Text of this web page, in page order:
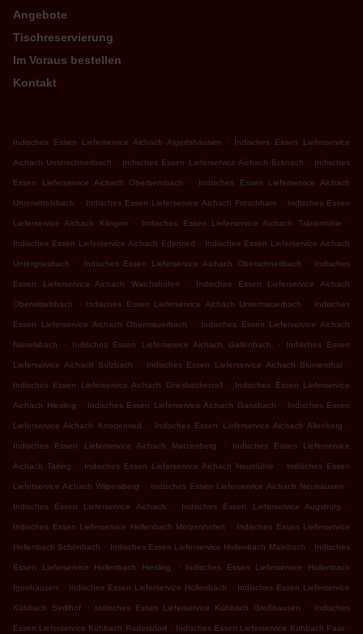
Angebote
Tischreservierung
Im Voraus bestellen
Kontakt
Indisches Essen Lieferservice Aichach Algertshausen . Indisches Essen Lieferservice
Aichach Unterschneitbach . Indisches Essen Lieferservice Aichach Ecknach . Indisches
Essen Lieferservice Aichach Oberbernbach . Indisches Essen Lieferservice Aichach
Unterwittelsbach . Indisches Essen Lieferservice Aichach Froschham . Indisches Essen
Lieferservice Aichach Klingen . Indisches Essen Lieferservice Aichach Tränkmühle .
Indisches Essen Lieferservice Aichach Edenried . Indisches Essen Lieferservice Aichach
Untergriesbach . Indisches Essen Lieferservice Aichach Oberschneitbach . Indisches
Essen Lieferservice Aichach Walchshofen . Indisches Essen Lieferservice Aichach
Oberwittelsbach . Indisches Essen Lieferservice Aichach Untermauerbach . Indisches
Essen Lieferservice Aichach Obermauerbach . Indisches Essen Lieferservice Aichach
Nisselsbach . Indisches Essen Lieferservice Aichach Gallenbach . Indisches Essen
Lieferservice Aichach Sulzbach . Indisches Essen Lieferservice Aichach Blumenthal .
Indisches Essen Lieferservice Aichach Griesbeckerzell . Indisches Essen Lieferservice
Aichach Hiesling . Indisches Essen Lieferservice Aichach Gansbach . Indisches Essen
Lieferservice Aichach Knottenried . Indisches Essen Lieferservice Aichach Allenberg .
Indisches Essen Lieferservice Aichach Matzenberg . Indisches Essen Lieferservice
Aichach Taiting . Indisches Essen Lieferservice Aichach Neumühle . Indisches Essen
Lieferservice Aichach Wilpersberg . Indisches Essen Lieferservice Aichach Neuhausen .
Indisches Essen Lieferservice Aichach . Indisches Essen Lieferservice Augsburg .
Indisches Essen Lieferservice Hollenbach Motzenhofen . Indisches Essen Lieferservice
Hollenbach Schönbach . Indisches Essen Lieferservice Hollenbach Mainbach . Indisches
Essen Lieferservice Hollenbach Hiesling . Indisches Essen Lieferservice Hollenbach
Igenhausen . Indisches Essen Lieferservice Hollenbach . Indisches Essen Lieferservice
Kühbach Sedlhof . Indisches Essen Lieferservice Kühbach Großhausen . Indisches
Essen Lieferservice Kühbach Radersdorf . Indisches Essen Lieferservice Kühbach Paar .